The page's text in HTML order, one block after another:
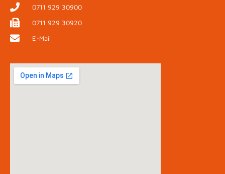
0711 929 30900
0711 929 30920
E-Mail